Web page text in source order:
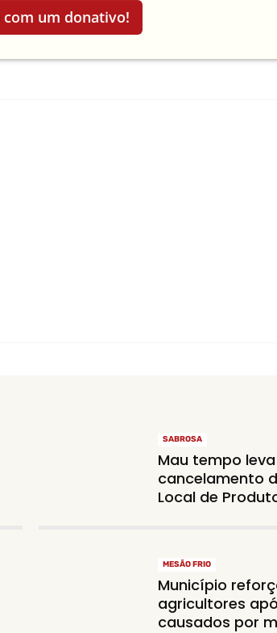
um donativo!
SABROSA
Mau tempo
cancelamento
Local de
MESÃO FRIO
Município
agricultores
causados por